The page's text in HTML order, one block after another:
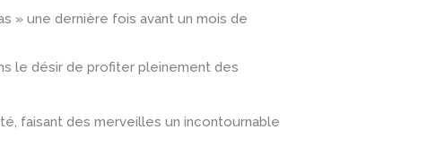
» une dernière fois avant un mois de
le désir de profiter pleinement des
faisant des merveilles un incontournable